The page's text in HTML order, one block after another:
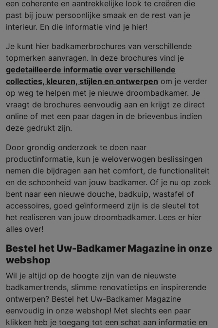
een coherente en aantrekkelijke look te creëren die
past bij jouw persoonlijke smaak en de rest van je
interieur. En die informatie vind je hier!
Je kunt hier badkamerbrochures van verschillende
topmerken aanvragen. In deze brochures vind je
gedetailleerde informatie over verschillende
collecties, kleuren, stijlen en ontwerpen om je verder
op weg te helpen met je nieuwe droombadkamer. Je
vraagt de brochures eenvoudig aan en krijgt ze direct
online of met een paar dagen in de brievenbus indien
deze gedrukt zijn.
Door grondig onderzoek te doen naar
productinformatie, kun je weloverwogen beslissingen
nemen die bijdragen aan het comfort, de functionaliteit
en de schoonheid van jouw badkamer. Of je nu op zoek
bent naar een nieuwe douche, badkuip, wastafel of
accessoires, goed geïnformeerd zijn is de sleutel tot
het realiseren van jouw droombadkamer. Lees er hier
alles over!
Bestel het Uw-Badkamer Magazine in onze
webshop
Wil je altijd op de hoogte zijn van de nieuwste
badkamertrends, slimme renovatietips en inspirerende
ontwerpen? Bestel het Uw-Badkamer Magazine
eenvoudig in onze webshop! Met slechts een paar
klikken heb je toegang tot een schat aan informatie en